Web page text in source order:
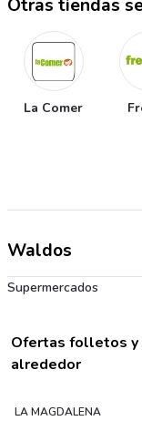
Otras tiendas
La Comer
Waldos
Supermercados
Ofertas folletos y
alrededor
LA MAGDALENA